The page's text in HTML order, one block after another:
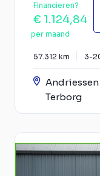
Financieren?
€ 1.124,84
per maand
57.312 km 3-
Terborg